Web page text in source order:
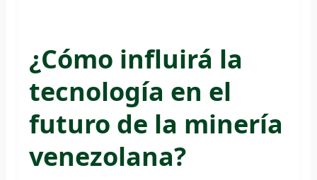
¿Cómo influirá la
tecnología en el
futuro de la minería
venezolana?